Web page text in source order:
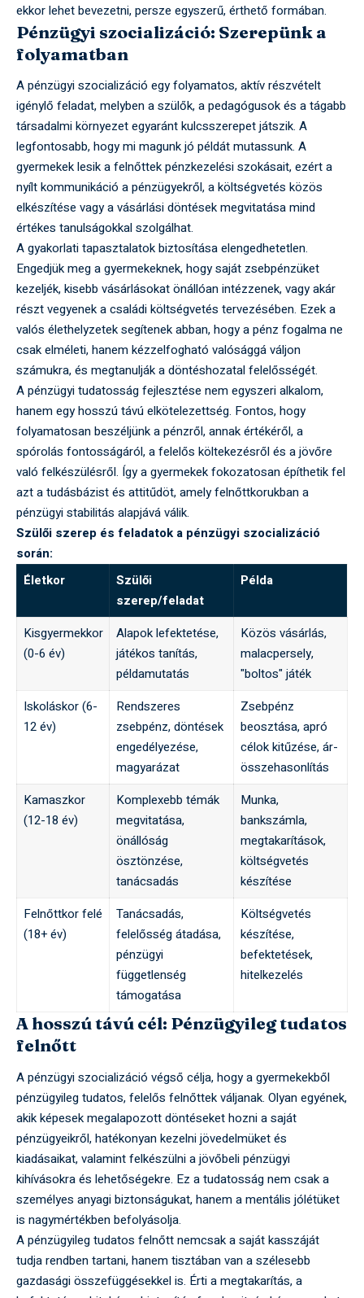
ekkor lehet bevezetni, persze egyszerű, érthető formában.
Pénzügyi szocializáció: Szerepünk a
folyamatban
A pénzügyi szocializáció egy folyamatos, aktív részvételt
igénylő feladat, melyben a szülők, a pedagógusok és a tágabb
társadalmi környezet egyaránt kulcsszerepet játszik. A
legfontosabb, hogy mi magunk jó példát mutassunk. A
gyermekek lesik a felnőttek pénzkezelési szokásait, ezért a
nyílt kommunikáció a pénzügyekről, a költségvetés közös
elkészítése vagy a vásárlási döntések megvitatása mind
értékes tanulságokkal szolgálhat.
A gyakorlati tapasztalatok biztosítása elengedhetetlen.
Engedjük meg a gyermekeknek, hogy saját zsebpénzüket
kezeljék, kisebb vásárlásokat önállóan intézzenek, vagy akár
részt vegyenek a családi költségvetés tervezésében. Ezek a
valós élethelyzetek segítenek abban, hogy a pénz fogalma ne
csak elméleti, hanem kézzelfogható valósággá váljon
számukra, és megtanulják a döntéshozatal felelősségét.
A pénzügyi tudatosság fejlesztése nem egyszeri alkalom,
hanem egy hosszú távú elkötelezettség. Fontos, hogy
folyamatosan beszéljünk a pénzről, annak értékéről, a
spórolás fontosságáról, a felelős költekezésről és a jövőre
való felkészülésről. Így a gyermekek fokozatosan építhetik fel
azt a tudásbázist és attitűdöt, amely felnőttkorukban a
pénzügyi stabilitás alapjává válik.
Szülői szerep és feladatok a pénzügyi szocializáció
során:
Életkor
Szülői
szerep/feladat
Példa
Kisgyermekkor
(0-6 év)
Alapok lefektetése,
játékos tanítás,
példamutatás
Közös vásárlás,
malacpersely,
"boltos" játék
Iskoláskor (6-
12 év)
Rendszeres
zsebpénz, döntések
engedélyezése,
magyarázat
Zsebpénz
beosztása, apró
célok kitűzése, ár-
összehasonlítás
Kamaszkor
(12-18 év)
Komplexebb témák
megvitatása,
önállóság
ösztönzése,
tanácsadás
Munka,
bankszámla,
megtakarítások,
költségvetés
készítése
Felnőttkor felé
(18+ év)
Tanácsadás,
felelősség átadása,
pénzügyi
függetlenség
támogatása
Költségvetés
készítése,
befektetések,
hitelkezelés
A hosszú távú cél: Pénzügyileg tudatos
felnőtt
A pénzügyi szocializáció végső célja, hogy a gyermekekből
pénzügyileg tudatos, felelős felnőttek váljanak. Olyan egyének,
akik képesek megalapozott döntéseket hozni a saját
pénzügyeikről, hatékonyan kezelni jövedelmüket és
kiadásaikat, valamint felkészülni a jövőbeli pénzügyi
kihívásokra és lehetőségekre. Ez a tudatosság nem csak a
személyes anyagi biztonságukat, hanem a mentális jólétüket
is nagymértékben befolyásolja.
A pénzügyileg tudatos felnőtt nemcsak a saját kasszáját
tudja rendben tartani, hanem tisztában van a szélesebb
gazdasági összefüggésekkel is. Érti a megtakarítás, a